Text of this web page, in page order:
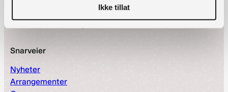
Ikke tillat
Snarveier
Nyheter
Arrangementer